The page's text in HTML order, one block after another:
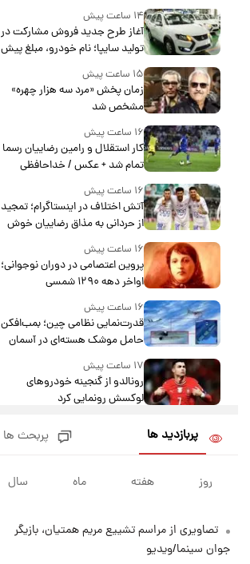
۱۴ ساعت پیش
آغاز طرح جدید فروش مشارکت در
تولید سایپا؛ نام خودرو، مبلغ پیش
پرداخت و زمان تحویل | سود
مشارکت چند درصد است؟
۱۵ ساعت پیش
زمان پخش «مرد سه هزار چهره»
مشخص شد
۱۶ ساعت پیش
کار استقلال و رامین رضاییان رسما
تمام شد + عکس / خداحافظی
صمیمانه آبی ها با رامین!
۱۶ ساعت پیش
آتش اختلاف در اینستاگرام؛ تمجید
از حردانی به مذاق رضاییان خوش
نیامد+عکس
۱۶ ساعت پیش
پروین اعتصامی در دوران نوجوانی؛
اواخر دهه ۱۲۹۰ شمسی
۱۶ ساعت پیش
قدرت‌نمایی نظامی چین؛ بمب‌افکن
حامل موشک هسته‌ای در آسمان
ظاهر شد
۱۷ ساعت پیش
رونالدو از گنجینه خودروهای
لوکسش رونمایی کرد
قیمت دلار در بازار آزاد امروز
ثابت ماند؟ +جدول
۱۹ ساعت پیش
بزرگ‌تری برای ایران است
۱۹ ساعت پیش
پربازدید ها پربحث ها
روز هفته ماه سال
تصاویری از مراسم تشییع مریم همتیان، بازیگر
جوان سینما/ویدیو